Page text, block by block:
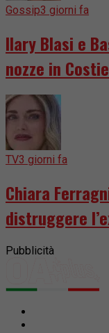
Gossip3 giorni fa
Ilary Blasi e
nozze in
TV3 giorni fa
Chiara
distruggere
Pubblicità